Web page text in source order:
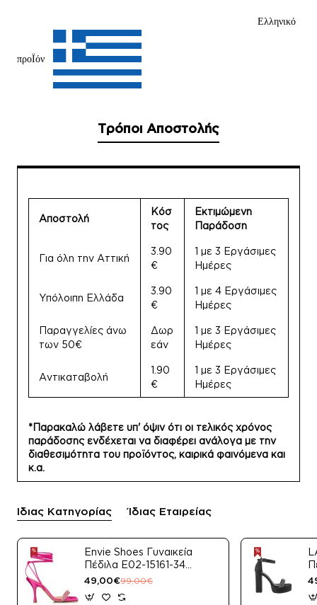
Ελληνικό
προΪόν
Τρόποι Αποστολής
Αποστολή
Κόσ
τος
Εκτιμώμενη
Παράδοση
Για όλη την Αττική
3.90
€
1 με 3 Εργάσιμες
Ημέρες
Υπόλοιπη Ελλάδα
3.90
€
1 με 4 Εργάσιμες
Ημέρες
Παραγγελίες άνω
των 50€
Δωρ
εάν
1 με 3 Εργάσιμες
Ημέρες
Αντικαταβολή
1.90
€
1 με 3 Εργάσιμες
Ημέρες
*Παρακαλώ λάβετε υπ' όψιν ότι οι τελικός χρόνος
παράδοσης ενδέχεται να διαφέρει ανάλογα με την
διαθεσιμότητα του προϊόντος, καιρικά φαινόμενα και
κ.α.
Ίδιας Κατηγορίας Ίδιας Εταιρείας
Envie Shoes Γυναικεία
Πέδιλα E02-15161-34
Μαύρο Satin
49,00€99,00€